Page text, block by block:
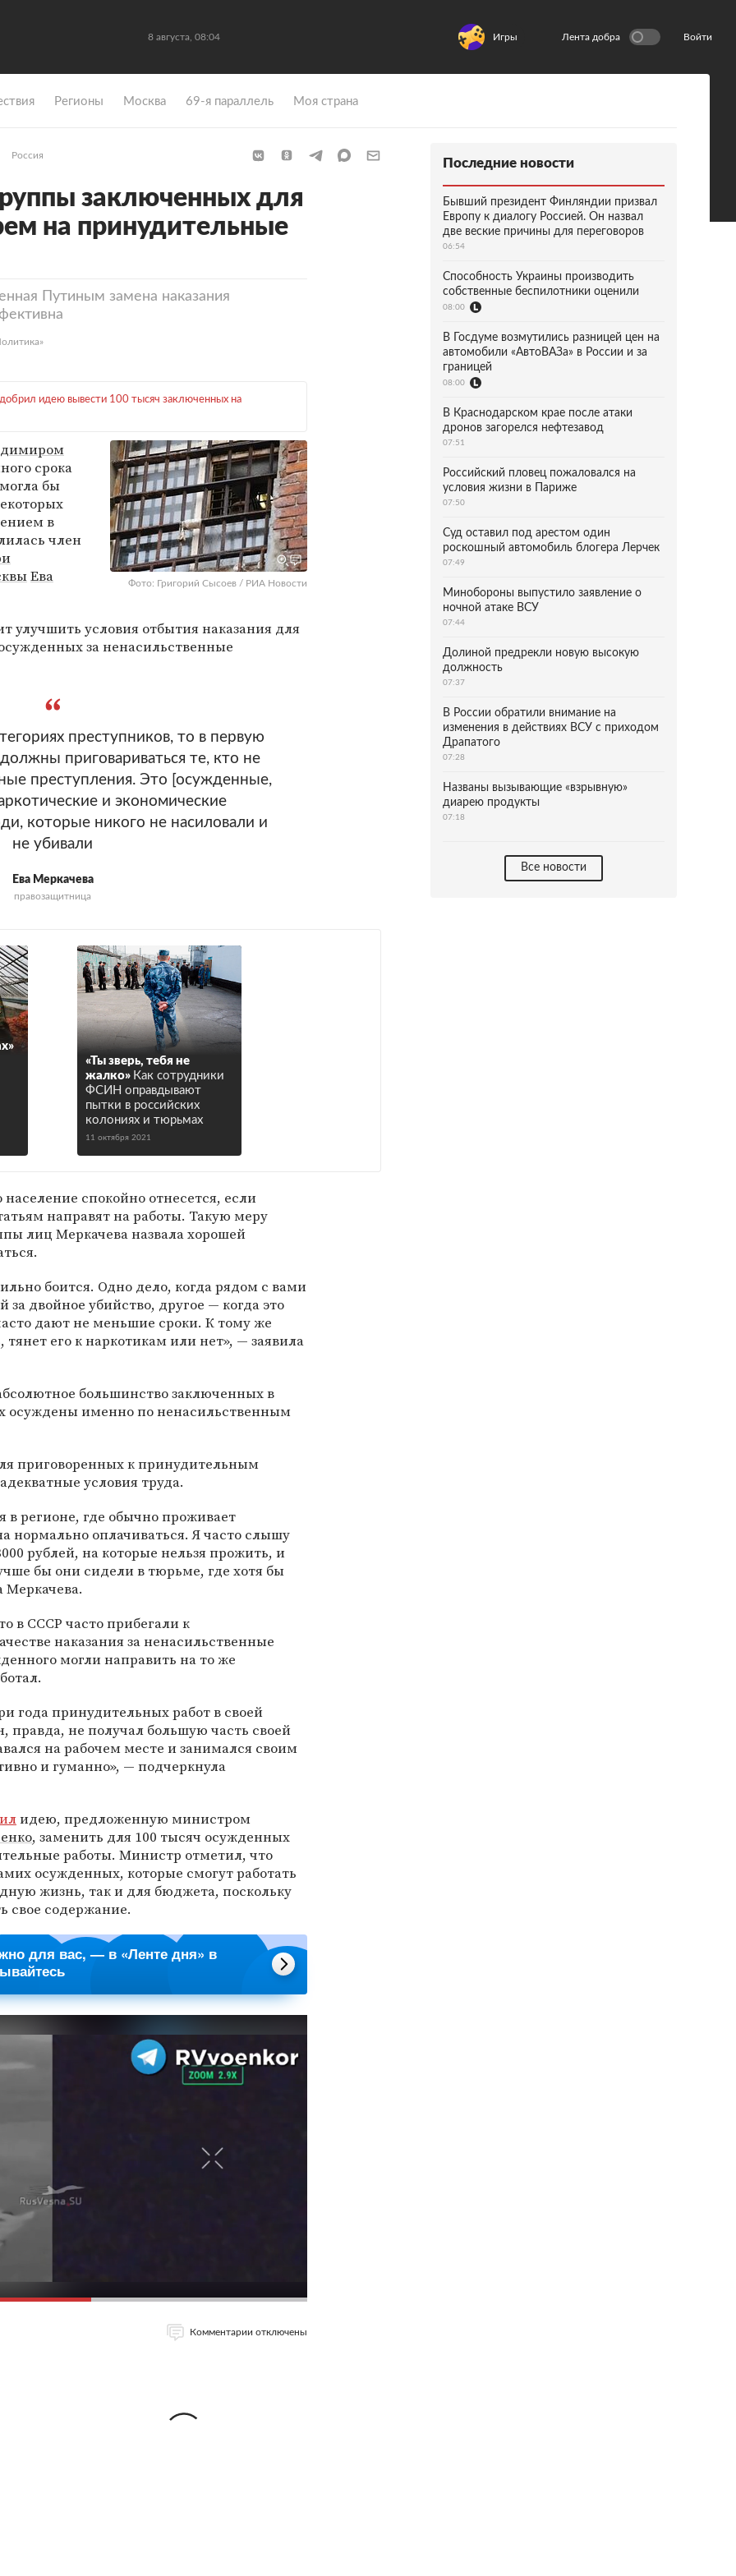
8 августа, 08:04 Игры Лента добра Войти
Регионы Москва 69-я параллель Моя страна
Россия
заключенных для
на принудительные
Путиным замена наказания
идею вывести 100 тысяч заключенных на
Фото: Григорий Сысоев / РИА Новости
срока
бы
в
член
Ева
улучшить условия отбытия наказания для
за ненасильственные
преступников, то в первую
приговариваться те, кто не
преступления. Это [осужденные,
и экономические
которые никого не насиловали и
не убивали
Ева Меркачева
правозащитница
«Ты зверь, тебя не
жалко» Как сотрудники
ФСИН оправдывают
пытки в российских
колониях и тюрьмах
11 октября 2021
спокойно отнесется, если
направят на работы. Такую меру
лиц Меркачева назвала хорошей
боится. Одно дело, когда рядом с вами
двойное убийство, другое — когда это
дают не меньшие сроки. К тому же
тянет его к наркотикам или нет», — заявила
большинство заключенных в
осуждены именно по ненасильственным
приговоренных к принудительным
условия труда.
в регионе, где обычно проживает
оплачиваться. Я часто слышу
рублей, на которые нельзя прожить, и
бы они сидели в тюрьме, где хотя бы
Меркачева.
в СССР часто прибегали к
наказания за ненасильственные
могли направить на то же
года принудительных работ в своей
правда, не получал большую часть своей
на рабочем месте и занимался своим
и гуманно», — подчеркнула
идею, предложенную министром
, заменить для 100 тысяч осужденных
работы. Министр отметил, что
осужденных, которые смогут работать
жизнь, так и для бюджета, поскольку
свое содержание.
для вас, — в «Ленте дня» в
Комментарии отключены
Последние новости
Бывший президент Финляндии призвал
Европу к диалогу Россией. Он назвал
две веские причины для переговоров
06:54
Способность Украины производить
собственные беспилотники оценили
08:00
В Госдуме возмутились разницей цен на
автомобили «АвтоВАЗа» в России и за
границей
08:00
В Краснодарском крае после атаки
дронов загорелся нефтезавод
07:51
Российский пловец пожаловался на
условия жизни в Париже
07:50
Суд оставил под арестом один
роскошный автомобиль блогера Лерчек
07:49
Минобороны выпустило заявление о
ночной атаке ВСУ
07:44
Долиной предрекли новую высокую
должность
07:37
В России обратили внимание на
изменения в действиях ВСУ с приходом
Драпатого
07:28
Названы вызывающие «взрывную»
диарею продукты
07:18
Все новости